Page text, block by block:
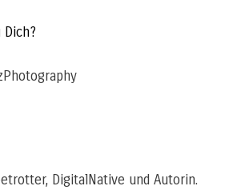
DigitalNative und Autorin.